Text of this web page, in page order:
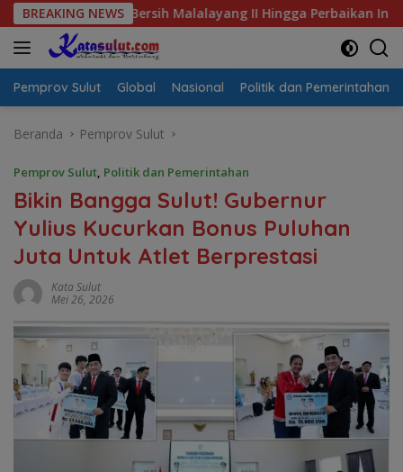
Langsung
ke
konten
BREAKING NEWS
Air Bersih Malalayang II Hingga Perbaikan Infrastruktur
Pemprov Sulut Global Nasional Politik dan Pemerintahan
Beranda Pemprov Sulut
Pemprov Sulut, Politik dan Pemerintahan
Bikin Bangga Sulut! Gubernur
Yulius Kucurkan Bonus Puluhan
Juta Untuk Atlet Berprestasi
Kata Sulut
Mei 26, 2026